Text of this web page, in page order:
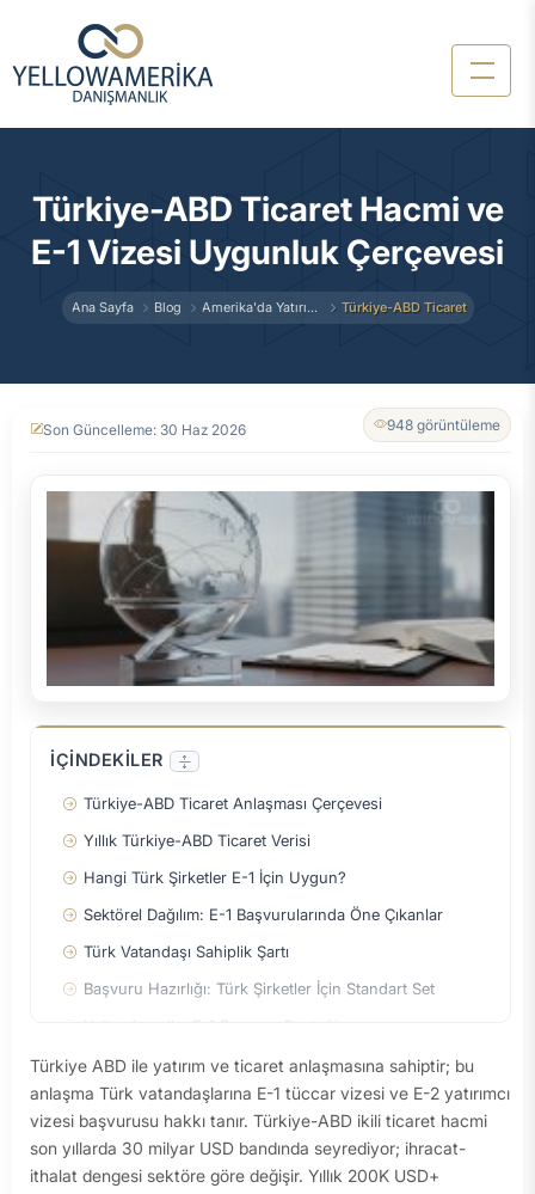
Türkiye-ABD Ticaret Hacmi ve
E-1 Vizesi Uygunluk Çerçevesi
Ana Sayfa Blog Amerika'da Yatırım ve İş Kurma Türkiye-ABD Ticaret Hacmi
Son Güncelleme: 30 Haz 2026 948 görüntüleme
İÇİNDEKİLER
Türkiye-ABD Ticaret Anlaşması Çerçevesi
Yıllık Türkiye-ABD Ticaret Verisi
Hangi Türk Şirketler E-1 İçin Uygun?
Sektörel Dağılım: E-1 Başvurularında Öne Çıkanlar
Türk Vatandaşı Sahiplik Şartı
Başvuru Hazırlığı: Türk Şirketler İçin Standart Set
Resmi Kaynaklar
Türkiye ABD ile yatırım ve ticaret anlaşmasına sahiptir; bu
anlaşma Türk vatandaşlarına E-1 tüccar vizesi ve E-2 yatırımcı
vizesi başvurusu hakkı tanır. Türkiye-ABD ikili ticaret hacmi
son yıllarda 30 milyar USD bandında seyrediyor; ihracat-
ithalat dengesi sektöre göre değişir. Yıllık 200K USD+